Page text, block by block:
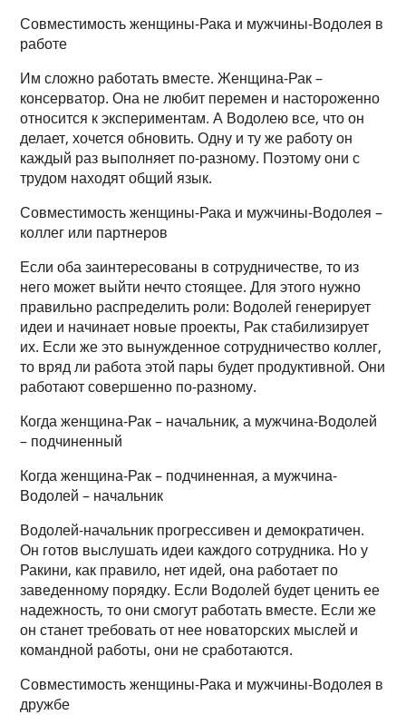
Совместимость женщины-Рака и мужчины-Водолея в
работе
Им сложно работать вместе. Женщина-Рак –
консерватор. Она не любит перемен и настороженно
относится к экспериментам. А Водолею все, что он
делает, хочется обновить. Одну и ту же работу он
каждый раз выполняет по-разному. Поэтому они с
трудом находят общий язык.
Совместимость женщины-Рака и мужчины-Водолея –
коллег или партнеров
Если оба заинтересованы в сотрудничестве, то из
него может выйти нечто стоящее. Для этого нужно
правильно распределить роли: Водолей генерирует
идеи и начинает новые проекты, Рак стабилизирует
их. Если же это вынужденное сотрудничество коллег,
то вряд ли работа этой пары будет продуктивной. Они
работают совершенно по-разному.
Когда женщина-Рак – начальник, а мужчина-Водолей
– подчиненный
Когда женщина-Рак – подчиненная, а мужчина-
Водолей – начальник
Водолей-начальник прогрессивен и демократичен.
Он готов выслушать идеи каждого сотрудника. Но у
Ракини, как правило, нет идей, она работает по
заведенному порядку. Если Водолей будет ценить ее
надежность, то они смогут работать вместе. Если же
он станет требовать от нее новаторских мыслей и
командной работы, они не сработаются.
Совместимость женщины-Рака и мужчины-Водолея в
дружбе